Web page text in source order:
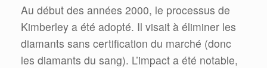
Au début des années 2000, le processus de
Kimberley a été adopté. Il visait à éliminer les
diamants sans certification du marché (donc
les diamants du sang). L’impact a été notable,